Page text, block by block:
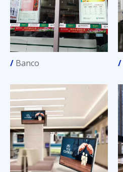
/ Banco /